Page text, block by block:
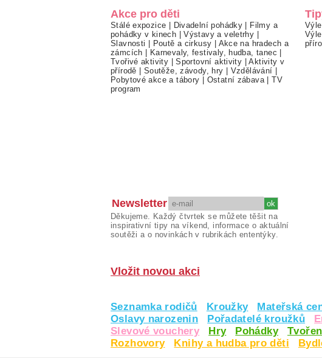
Akce pro děti
Stálé expozice Divadelní pohádky
Filmy a
pohádky v kinech |Výstavy a veletrhy
Slavnosti
Poutě a cirkusy
Akce na hradech a
zámcích
Karnevaly, festivaly, hudba, tanec
Tvořivé aktivity |Sportovní aktivity |Aktivity v
přírodě
Soutěže, závody, hry Vzdělávání
Pobytové akce a tábory
Ostatní zábava |TV
program
Newsletter
Děkujeme. Každý čtvrtek se můžete těšit na
inspirativní tipy na víkend, informace o aktuální
soutěži a o novinkách v rubrikách ententýky.
Vložit novou akci
Seznamka rodičů Kroužky Mateřská
Oslavy narozenin
Pořadatelé kroužků
Slevové vouchery
Hry Pohádky
Rozhovory
Knihy a hudba pro děti